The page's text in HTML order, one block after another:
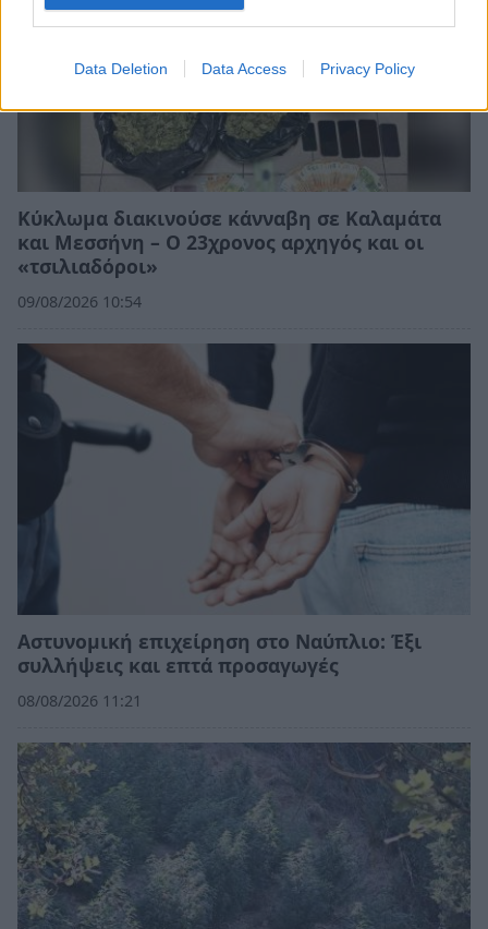
Data Deletion Data Access Privacy Policy
Κύκλωμα διακινούσε κάνναβη σε Καλαμάτα
και Μεσσήνη – Ο 23χρονος αρχηγός και οι
«τσιλιαδόροι»
09/08/2026 10:54
Αστυνομική επιχείρηση στο Ναύπλιο: Έξι
συλλήψεις και επτά προσαγωγές
08/08/2026 11:21